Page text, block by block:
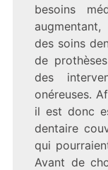
besoins
des soins
de
des
onéreuses.
il est donc
dentaire
qui
Avant de